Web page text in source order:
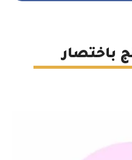
باختصار